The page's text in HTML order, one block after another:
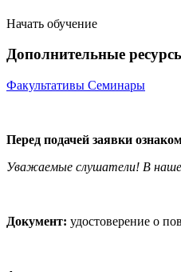
Начать обучение
Дополнительные
Факультативы Семинары
Перед подачей заявки
Уважаемые слушатели! В
Документ: удостоверение о